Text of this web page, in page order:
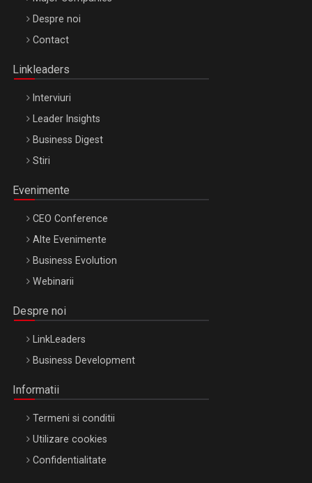
Be Inspired. Make it Happen!, ARTEMIS LETO, ORADEA, 8
Octombrie
Despre noi
Contact
Linkleaders
Interviuri
Leader Insights
Business Digest
Stiri
Evenimente
CEO Conference
Alte Evenimente
Business Evolution
Webinarii
Despre noi
LinkLeaders
Business Development
Informatii
Termeni si conditii
Utilizare cookies
Confidentialitate